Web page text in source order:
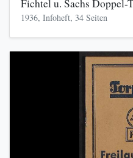
Fichtel u. Sachs Doppel-
1936, Infoheft, 34 Seiten